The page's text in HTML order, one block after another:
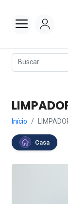
Início
Casa